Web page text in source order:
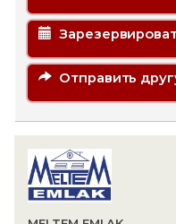
Отправить